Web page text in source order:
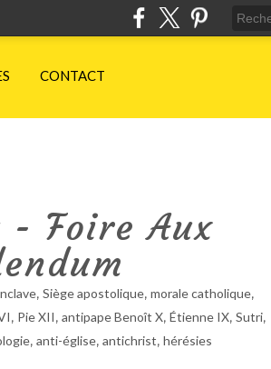
CONTACT
- Foire Aux
, Siège apostolique, morale catholique,
, Pie XII, antipape Benoît X, Étienne IX, Sutri,
, anti-église, antichrist, hérésies